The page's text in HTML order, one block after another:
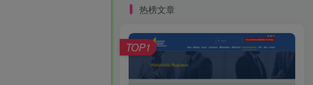
热榜文章
TOP1